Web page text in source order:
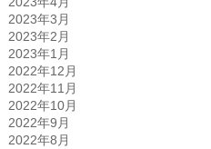
2023年3月
2023年2月
2023年1月
2022年12月
2022年11月
2022年10月
2022年9月
2022年8月